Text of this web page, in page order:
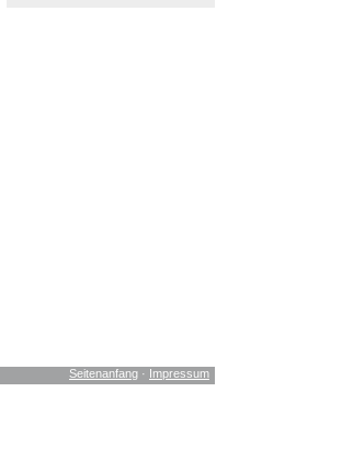
Seitenanfang · Impressum